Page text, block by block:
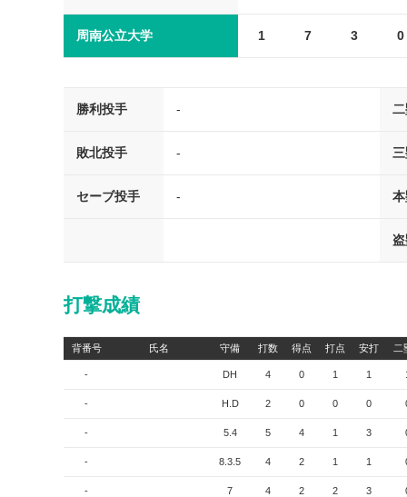
周南公立大学 1 7 3 0
勝利投手 -
敗北投手 -
セーブ投手 -
打撃成績
背番号 氏名 守備 打数 得点 打点 安打 二
- DH 4 0 1 1
- H.D 2 0 0 0
- 5.4 5 4 1 3
- 8.3.5 4 2 1 1
- 7 4 2 2 3